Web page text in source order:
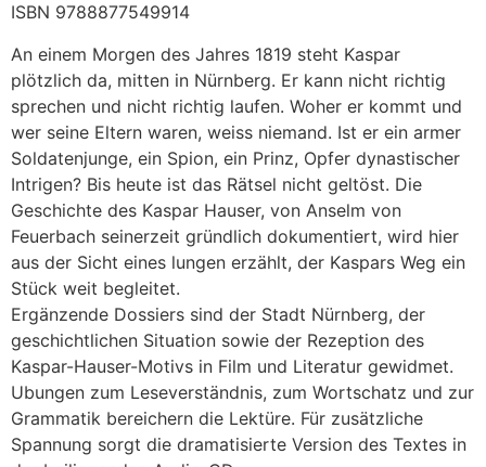
ISBN 9788877549914
An einem Morgen des Jahres 1819 steht Kaspar
plötzlich da, mitten in Nürnberg. Er kann nicht richtig
sprechen und nicht richtig laufen. Woher er kommt und
wer seine Eltern waren, weiss niemand. Ist er ein armer
Soldatenjunge, ein Spion, ein Prinz, Opfer dynastischer
Intrigen? Bis heute ist das Rätsel nicht geltöst. Die
Geschichte des Kaspar Hauser, von Anselm von
Feuerbach seinerzeit gründlich dokumentiert, wird hier
aus der Sicht eines lungen erzählt, der Kaspars Weg ein
Stück weit begleitet.
Ergänzende Dossiers sind der Stadt Nürnberg, der
geschichtlichen Situation sowie der Rezeption des
Kaspar-Hauser-Motivs in Film und Literatur gewidmet.
Ubungen zum Leseverständnis, zum Wortschatz und zur
Grammatik bereichern die Lektüre. Für zusätzliche
Spannung sorgt die dramatisierte Version des Textes in